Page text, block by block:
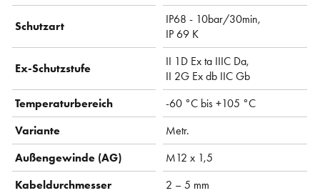
Schutzart
IP68 - 10bar/30min,
IP 69 K
Ex-Schutzstufe
II 1D Ex ta IIIC Da,
II 2G Ex db IIC Gb
Temperaturbereich
-60 °C bis +105 °C
Variante
Metr.
Außengewinde (AG)
M12 x 1,5
Kabeldurchmesser
2 – 5 mm